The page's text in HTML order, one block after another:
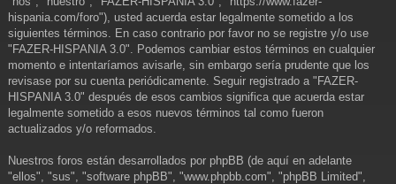
do
s
hispania.com/foro"), usted acuerda estar legalmente sometido a los
siguientes términos. En caso contrario por favor no se registre y/o use
"FAZER-HISPANIA 3.0". Podemos cambiar estos términos en cualquier
momento e intentaríamos avisarle, sin embargo sería prudente que los
revisase por su cuenta periódicamente. Seguir registrado a "FAZER-
HISPANIA 3.0" después de esos cambios significa que acuerda estar
legalmente sometido a esos nuevos términos tal como fueron
actualizados y/o reformados.
Nuestros foros están desarrollados por phpBB (de aquí en adelante
"ellos", "sus", "software phpBB", "www.phpbb.com", "phpBB Limited",